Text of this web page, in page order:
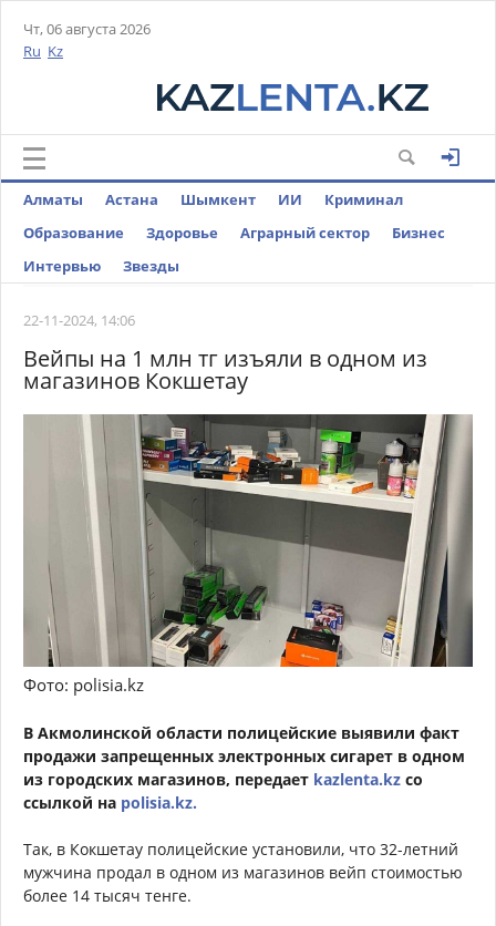
Чт, 06 августа 2026
Ru Kz
Алматы Астана Шымкент ИИ
Криминал
Образование
Здоровье Аграрный сектор
Бизнес
Интервью
Звезды
22-11-2024, 14:06
Вейпы на 1 млн тг изъяли в одном из
магазинов Кокшетау
Фото: polisia.kz
В Акмолинской области полицейские выявили факт
продажи запрещенных электронных сигарет в одном
из городских магазинов, передает kazlenta.kz со
ссылкой на polisia.kz.
Так, в Кокшетау полицейские установили, что 32-летний
мужчина продал в одном из магазинов вейп стоимостью
более 14 тысяч тенге.